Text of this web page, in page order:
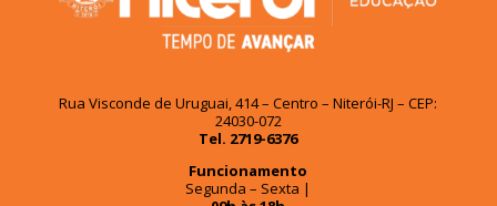
Rua Visconde de Uruguai, 414 – Centro – Niterói-RJ – CEP:
24030-072
Tel. 2719-6376
Funcionamento
Segunda – Sexta |